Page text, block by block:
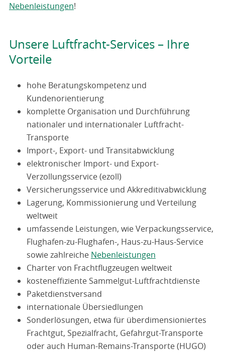
Nebenleistungen!
Unsere Luftfracht-Services – Ihre
Vorteile
hohe Beratungskompetenz und
Kundenorientierung
komplette Organisation und Durchführung
nationaler und internationaler Luftfracht-
Transporte
Import-, Export- und Transitabwicklung
elektronischer Import- und Export-
Verzollungsservice (ezoll)
Versicherungsservice und Akkreditivabwicklung
Lagerung, Kommissionierung und Verteilung
weltweit
umfassende Leistungen, wie Verpackungsservice,
Flughafen-zu-Flughafen-, Haus-zu-Haus-Service
sowie zahlreiche Nebenleistungen
Charter von Frachtflugzeugen weltweit
kosteneffiziente Sammelgut-Luftfrachtdienste
Paketdienstversand
internationale Übersiedlungen
Sonderlösungen, etwa für überdimensioniertes
Frachtgut, Spezialfracht, Gefahrgut-Transporte
oder auch Human-Remains-Transporte (HUGO)